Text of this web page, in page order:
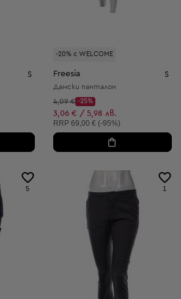
S
-20% с WELCOME
Freesia S
Дамски панталон
Начална цена:
4,09 €
Discount Price:
-25%
Намалена цена:
3,06 € / 5,98 лв.
Препоръчителна цена:
RRP 69,00 € (-95%)
5 1